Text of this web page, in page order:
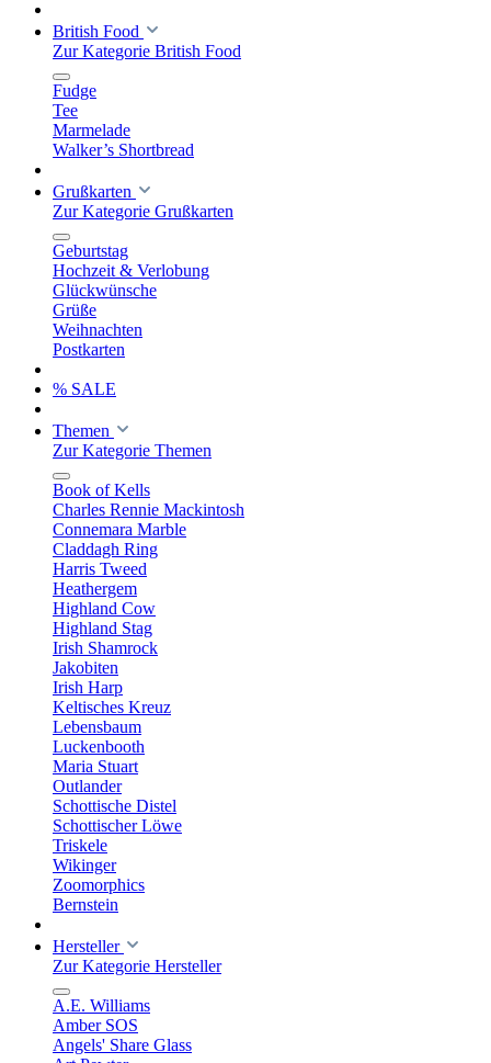
British Food
Zur Kategorie British Food
Fudge
Tee
Marmelade
Walker’s Shortbread
Grußkarten
Zur Kategorie Grußkarten
Geburtstag
Hochzeit & Verlobung
Glückwünsche
Grüße
Weihnachten
Postkarten
% SALE
Themen
Zur Kategorie Themen
Book of Kells
Charles Rennie Mackintosh
Connemara Marble
Claddagh Ring
Harris Tweed
Heathergem
Highland Cow
Highland Stag
Irish Shamrock
Jakobiten
Irish Harp
Keltisches Kreuz
Lebensbaum
Luckenbooth
Maria Stuart
Outlander
Schottische Distel
Schottischer Löwe
Triskele
Wikinger
Zoomorphics
Bernstein
Hersteller
Zur Kategorie Hersteller
A.E. Williams
Amber SOS
Angels' Share Glass